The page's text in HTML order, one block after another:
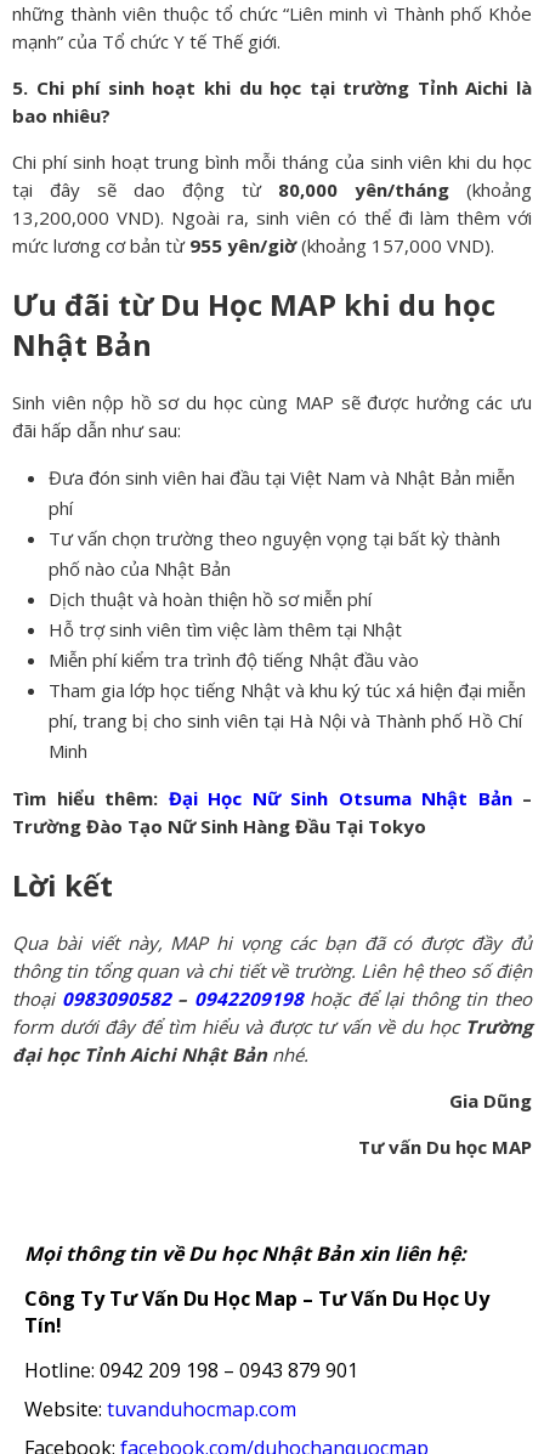
những thành viên thuộc tổ chức “Liên minh vì Thành phố Khỏe
mạnh” của Tổ chức Y tế Thế giới.
5. Chi phí sinh hoạt khi du học tại trường Tỉnh Aichi là
bao nhiêu?
Chi phí sinh hoạt trung bình mỗi tháng của sinh viên khi du học
tại đây sẽ dao động từ 80,000 yên/tháng (khoảng
13,200,000 VND). Ngoài ra, sinh viên có thể đi làm thêm với
mức lương cơ bản từ 955 yên/giờ(khoảng 157,000 VND).
Ưu đãi từ Du Học MAP khi du học
Nhật Bản
Sinh viên nộp hồ sơ du học cùng MAP sẽ được hưởng các ưu
đãi hấp dẫn như sau:
Đưa đón sinh viên hai đầu tại Việt Nam và Nhật Bản miễn
phí
Tư vấn chọn trường theo nguyện vọng tại bất kỳ thành
phố nào của Nhật Bản
Dịch thuật và hoàn thiện hồ sơ miễn phí
Hỗ trợ sinh viên tìm việc làm thêm tại Nhật
Miễn phí kiểm tra trình độ tiếng Nhật đầu vào
Tham gia lớp học tiếng Nhật và khu ký túc xá hiện đại miễn
phí, trang bị cho sinh viên tại Hà Nội và Thành phố Hồ Chí
Minh
Tìm hiểu thêm: Đại Học Nữ Sinh Otsuma Nhật Bản–
Trường Đào Tạo Nữ Sinh Hàng Đầu Tại Tokyo
Lời kết
Qua bài viết này, MAP hi vọng các bạn đã có được đầy đủ
thông tin tổng quan và chi tiết về trường. Liên hệ theo số điện
thoại 0983090582– 0942209198hoặc để lại thông tin theo
form dưới đây để tìm hiểu và được tư vấn về du học Trường
đại học Tỉnh Aichi Nhật Bản nhé.
Gia Dũng
Tư vấn Du học MAP
Mọi thông tin về Du học Nhật Bản xin liên hệ:
Công Ty Tư Vấn Du Học Map – Tư Vấn Du Học Uy
Tín!
Hotline: 0942 209 198 – 0943 879 901
Website: tuvanduhocmap.com
Facebook: facebook.com/duhochanquocmap